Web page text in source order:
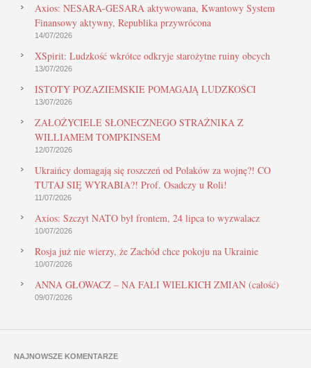
Axios: NESARA-GESARA aktywowana, Kwantowy System
Finansowy aktywny, Republika przywrócona
14/07/2026
XSpirit: Ludzkość wkrótce odkryje starożytne ruiny obcych
13/07/2026
ISTOTY POZAZIEMSKIE POMAGAJĄ LUDZKOŚCI
13/07/2026
ZAŁOŻYCIELE SŁONECZNEGO STRAŻNIKA Z
WILLIAMEM TOMPKINSEM
12/07/2026
Ukraińcy domagają się roszczeń od Polaków za wojnę?! CO
TUTAJ SIĘ WYRABIA?! Prof. Osadczy u Roli!
11/07/2026
Axios: Szczyt NATO był frontem, 24 lipca to wyzwalacz
10/07/2026
Rosja już nie wierzy, że Zachód chce pokoju na Ukrainie
10/07/2026
ANNA GŁOWACZ – NA FALI WIELKICH ZMIAN (całość)
09/07/2026
NAJNOWSZE KOMENTARZE